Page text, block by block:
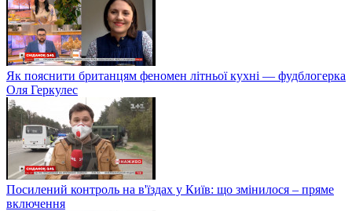
Як пояснити британцям феномен літньої кухні — фудблогерка
Оля Геркулес
Посилений контроль на в'їздах у Київ: що змінилося – пряме
включення